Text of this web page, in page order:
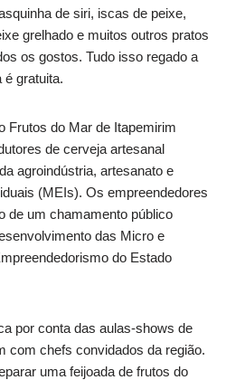
de siri, iscas de peixe,
grelhado e muitos outros pratos
os gostos. Tudo isso regado a
é gratuita.
Frutos do Mar de Itapemirim
de cerveja artesanal
agroindústria, artesanato e
(MEIs). Os empreendedores
de um chamamento público
das Micro e
do Estado
por conta das aulas-shows de
com chefs convidados da região.
uma feijoada de frutos do